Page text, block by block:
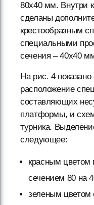
80х40 мм. Внутри
сделаны
крестообразным
специальными
сечения – 40х40
На рис. 4
расположение
составляющих
платформы, и
турника.
следующее:
красным цветом
сечением 80 на
зеленым цветом